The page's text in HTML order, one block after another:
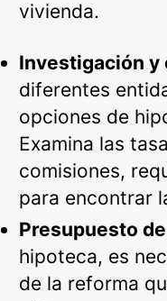
vivienda.
Investigación y
diferentes
opciones de
Examina las
comisiones,
para encontrar
Presupuesto
hipoteca, es
de la reforma